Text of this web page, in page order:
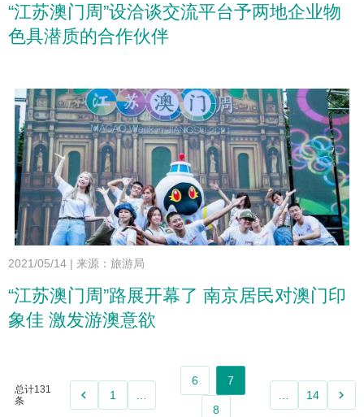
“江苏澳门周”设洽谈交流平台予两地企业物
色具潜质的合作伙伴
2021/05/14 | 来源：旅游局
“江苏澳门周”路展开幕了 南京居民对澳门印
象佳 激发游澳意欲
总计131
条
keyboard_arrow_left 1
6 7
8
14 keyboard_arrow_right